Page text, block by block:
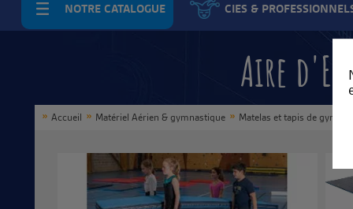
NOTRE CATALOGUE CIES &
Aire
Accueil Matériel Aérien & gymnastique Matelas et tapis de